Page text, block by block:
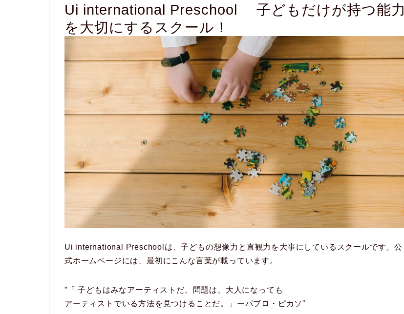
Ui international Preschool 子どもだけが持つ能力
を大切にするスクール！
Ui international Preschoolは、子どもの想像力と直観力を大事にしているスクールです。公
式ホームページには、最初にこんな言葉が載っています。
”「 子どもはみなアーティストだ。問題は、大人になっても
アーティストでいる方法を見つけることだ。」ーパブロ・ピカソ”